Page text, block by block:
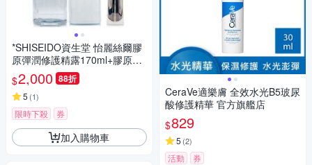
*SHISEIDO資生堂 怡麗絲爾膠
原彈潤修護精露170ml+膠原彈
潤修護精華乳130ml+膠原彈潤
多效美肌乳35ml (禮盒特惠組)
(全新改版/正統公司貨)
$2,000 88折
5 (1)
限時下殺 券
加入購物車
CeraVe適樂膚 全效水光B5玻尿
酸修護精華 官方旗艦店
$829
5 (2)
活動 券